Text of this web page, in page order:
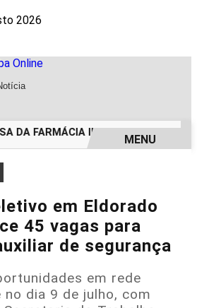
2026
FARMÁCIA INVESTIGADA EM
MENU
em Eldorado
45 vagas para
de segurança
em rede
dia 9 de julho, com